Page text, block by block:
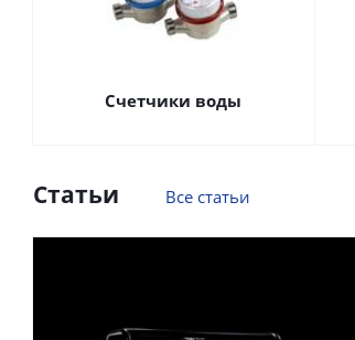
Счетчики воды
Статьи Все статьи